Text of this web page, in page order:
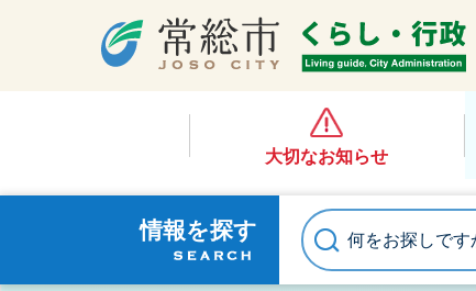
大切なお知らせ
情報を探す